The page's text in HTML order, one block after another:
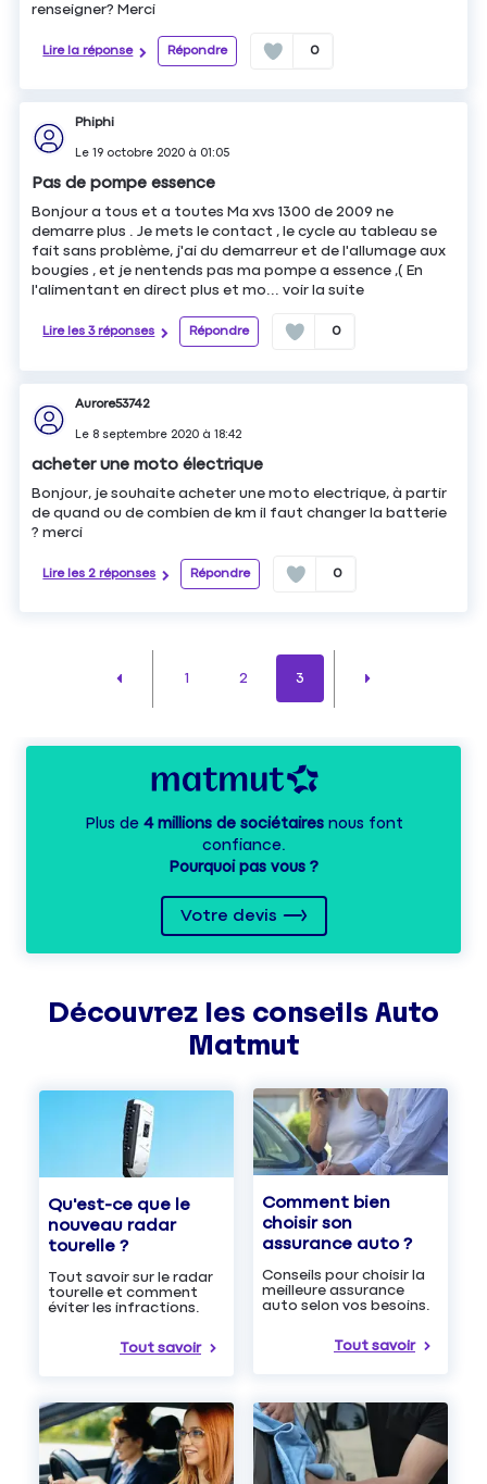
renseigner? Merci
Lire la réponse Répondre 0
Phiphi
Le19 octobre 2020 à 01:05
Pas de pompe essence
Bonjour a tous et a toutes Ma xvs 1300 de 2009 ne
demarre plus . Je mets le contact , le cycle au tableau se
fait sans problème, j'ai du demarreur et de l'allumage aux
bougies , et je nentends pas ma pompe a essence ,( En
l'alimentant en direct plus et mo...voir la suite
Lire les 3 réponses Répondre 0
Aurore53742
Le 8 septembre 2020 à18:42
acheter une moto électrique
Bonjour, je souhaite acheter une moto electrique, à partir
de quand ou de combien de km il faut changer la batterie
? merci
Lire les 2 réponses Répondre 0
1 2 3
Plus de 4 millions de sociétairesnous font
confiance.
Pourquoi pas vous ?
Votre devis
Découvrez les conseils Auto
Matmut
Qu'est-ce que le
nouveau radar
tourelle ?
Tout savoir sur le radar
tourelle et comment
éviter les infractions.
Tout savoir
Comment bien
choisir son
assurance auto ?
Conseils pour choisir la
meilleure assurance
auto selon vos besoins.
Tout savoir